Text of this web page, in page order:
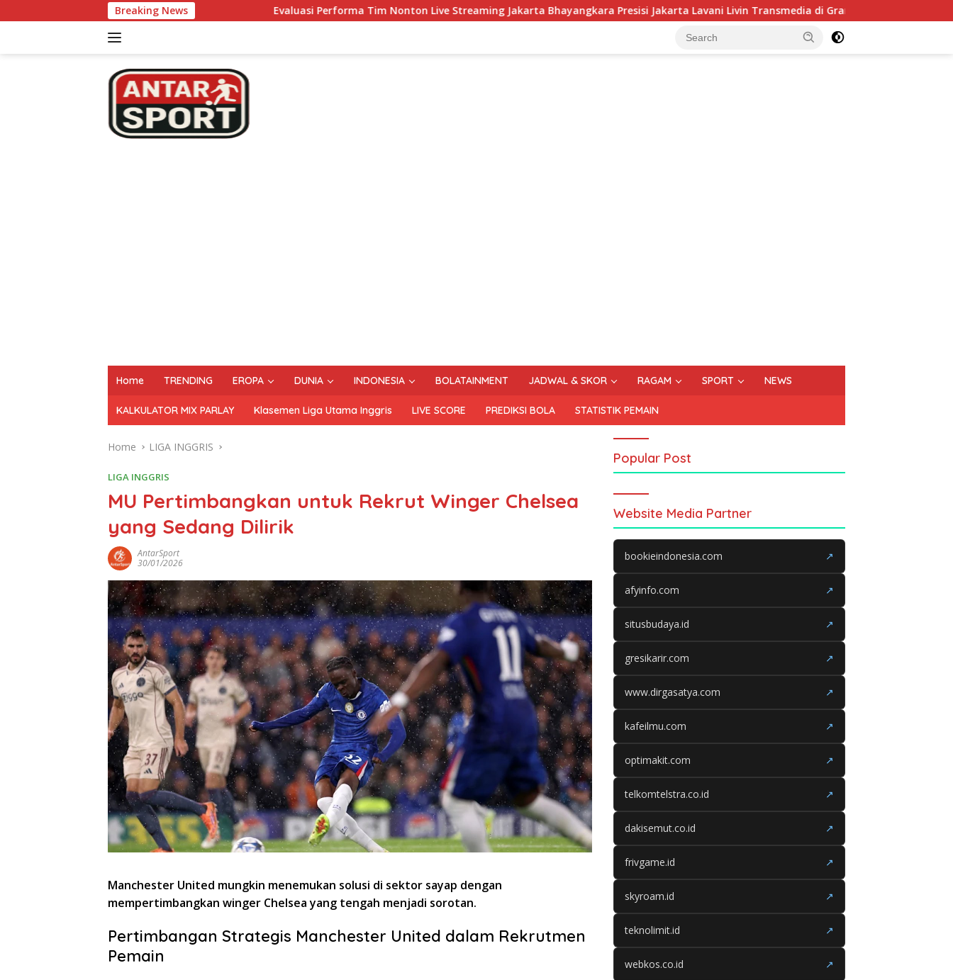
to
Breaking NewsEvaluasi Performa Tim Nonton Live Streaming Jakarta Bhayangkara Presisi Jakarta Lavani Livin Transmedia di Grand Final Proliga 2026 di MOJI, 25 April
Home TRENDING EROPA DUNIA INDONESIA BOLATAINMENT JADWAL & SKOR RAGAM SPORT NEWS
KALKULATOR MIX PARLAY Klasemen Liga Utama Inggris LIVE SCORE PREDIKSI BOLA STATISTIK PEMAIN
Home LIGA INGGRIS
LIGA INGGRIS
MU Pertimbangkan untuk Rekrut Winger Chelsea
yang Sedang Dilirik
AntarSport
30/01/2026
Manchester United mungkin menemukan solusi di sektor sayap dengan
mempertimbangkan winger Chelsea yang tengah menjadi sorotan.
Pertimbangan Strategis Manchester United dalam Rekrutmen
Pemain
Popular Post
Website Media Partner
bookieindonesia.com ↗
afyinfo.com ↗
situsbudaya.id ↗
gresikarir.com ↗
www.dirgasatya.com ↗
kafeilmu.com ↗
optimakit.com ↗
telkomtelstra.co.id ↗
dakisemut.co.id ↗
frivgame.id ↗
skyroam.id ↗
teknolimit.id ↗
webkos.co.id ↗